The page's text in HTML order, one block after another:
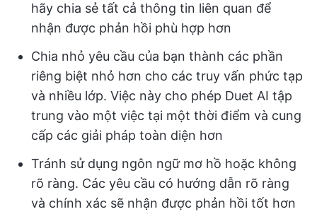
hãy chia sẻ tất cả thông tin liên quan để
nhận được phản hồi phù hợp hơn
Chia nhỏ yêu cầu của bạn thành các phần
riêng biệt nhỏ hơn cho các truy vấn phức tạp
và nhiều lớp. Việc này cho phép Duet AI tập
trung vào một việc tại một thời điểm và cung
cấp các giải pháp toàn diện hơn
Tránh sử dụng ngôn ngữ mơ hồ hoặc không
rõ ràng. Các yêu cầu có hướng dẫn rõ ràng
và chính xác sẽ nhận được phản hồi tốt hơn